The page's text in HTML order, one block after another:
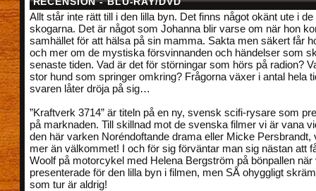
Allt står inte rätt till i den lilla byn. Det finns något okänt ute i
skogarna. Det är något som Johanna blir varse om när hon
samhället för att hälsa på sin mamma. Sakta men säkert får
och mer om de mystiska försvinnanden och händelser som
senaste tiden. Vad är det för störningar som hörs på radion?
stor hund som springer omkring? Frågorna växer i antal hela
svaren låter dröja på sig…
”Kraftverk 3714” är titeln på en ny, svensk scifi-rysare som
på marknaden. Till skillnad mot de svenska filmer vi är vana
den här varken Noréndoftande drama eller Micke Persbrandt,
mer än välkommet! I och för sig förväntar man sig nästan att
Woolf på motorcykel med Helena Bergström på bönpallen när
presenterade för den lilla byn i filmen, men SÅ ohyggligt
som tur är aldrig!